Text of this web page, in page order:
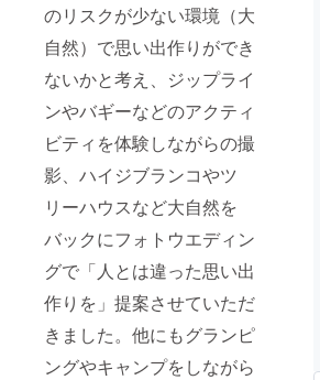
のリスクが少ない環境（大
自然）で思い出作りができ
ないかと考え、ジップライ
ンやバギーなどのアクティ
ビティを体験しながらの撮
影、ハイジブランコやツ
リーハウスなど大自然を
バックにフォトウエディン
グで「人とは違った思い出
作りを」提案させていただ
きました。他にもグランピ
ングやキャンプをしながら